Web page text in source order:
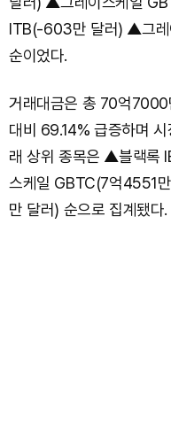
ITB(-603만 달러) ▲그
순이었다.
거래대금은 총 70억
대비 69.14% 급증하며
래 상위 종목은 ▲블랙록
스케일 GBTC(7억4551
만 달러) 순으로 집계됐다.